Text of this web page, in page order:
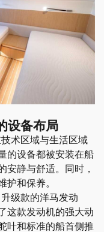
设备布局
术区域与生活区域
的设备都被安装在船
安静与舒适。同时，
护和保养。
级款的洋马发动
这款发动机的强大动
叶和标准的船首侧推